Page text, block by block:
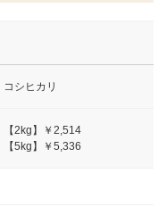
コシヒカリ
【2kg】
￥2,514
【5kg】
￥5,336